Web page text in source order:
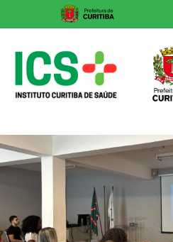
content
ICS
Instituto
Curitiba